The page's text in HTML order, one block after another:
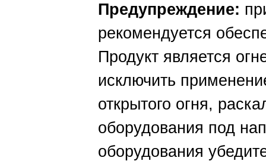
Предупреждение:
рекомендуется
Продукт является
исключить
открытого огня,
оборудования под
оборудования